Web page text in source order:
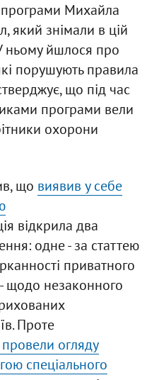
Михайла
який знімали в цій
У ньому йшлося про
порушують правила
що під час
програми вели
охорони
що виявив у себе
відкрила два
одне - за статтею
приватного
щодо незаконного
Проте
огляду
спеціального